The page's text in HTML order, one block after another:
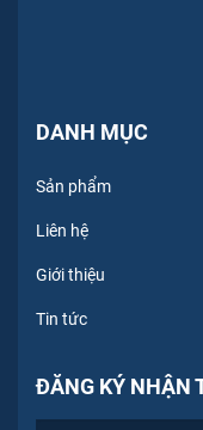
DANH MỤC
Sản phẩm
Liên hệ
Giới thiệu
Tin tức
ĐĂNG KÝ NHẬN